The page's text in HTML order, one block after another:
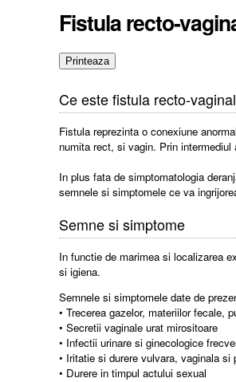
Fistula recto-
Ce este fistula recto-
Fistula reprezinta o conexiune
numita rect, si vagin. Prin
In plus fata de simptomatologia
semnele si simptomele ce va
Semne si simptome
In functie de marimea si localizarea
si igiena.
Semnele si simptomele date de
• Trecerea gazelor, materiilor fecale,
• Secretii vaginale urat mirositoare
• Infectii urinare si ginecologice
• Iritatie si durere vulvara, vaginala si
• Durere in timpul actului sexual